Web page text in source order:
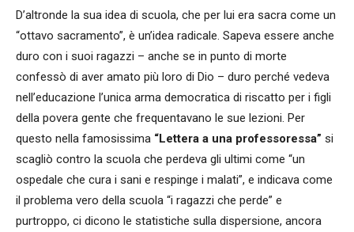
D’altronde la sua idea di scuola, che per lui era sacra come un
“ottavo sacramento”, è un’idea radicale. Sapeva essere anche
duro con i suoi ragazzi – anche se in punto di morte
confessò di aver amato più loro di Dio – duro perché vedeva
nell’educazione l’unica arma democratica di riscatto per i figli
della povera gente che frequentavano le sue lezioni. Per
questo nella famosissima “Lettera a una professoressa” si
scagliò contro la scuola che perdeva gli ultimi come “un
ospedale che cura i sani e respinge i malati”, e indicava come
il problema vero della scuola “i ragazzi che perde” e
purtroppo, ci dicono le statistiche sulla dispersione, ancora